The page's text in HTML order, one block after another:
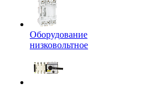
Оборудование
низковольтное